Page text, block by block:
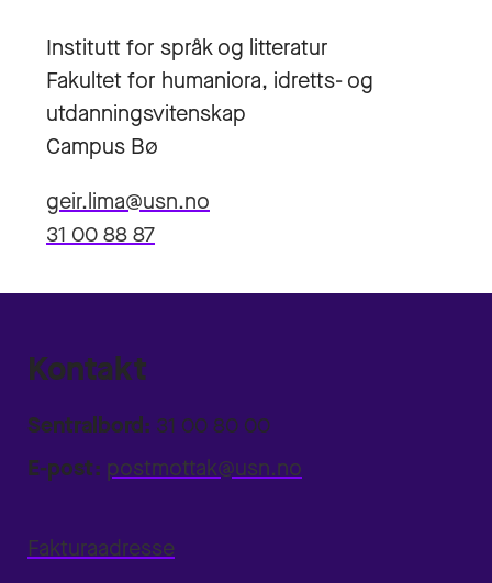
Institutt for språk og litteratur
Fakultet for humaniora, idretts- og
utdanningsvitenskap
Campus Bø
geir.lima@usn.no
31 00 88 87
Kontakt
Sentralbord: 31 00 80 00
E-post: postmottak@usn.no
Fakturaadresse